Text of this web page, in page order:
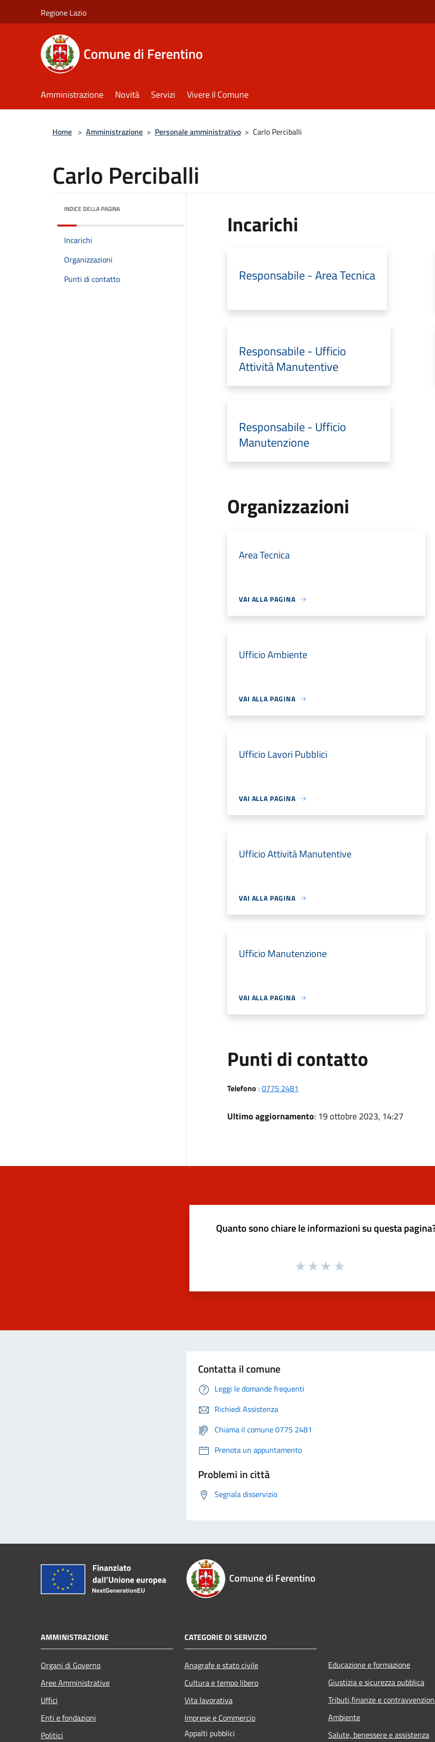
Regione Lazio
Comune di Ferentino
Amministrazione Novità Servizi Vivere il Comune
Home > Amministrazione > Personale amministrativo > Carlo Perciballi
Carlo Perciballi
INDICE DELLA PAGINA
Incarichi
Organizzazioni
Punti di contatto
Incarichi
Responsabile - Area Tecnica
Responsabile - Ufficio
Attività Manutentive
Responsabile - Ufficio
Manutenzione
Organizzazioni
Area Tecnica
VAI ALLA PAGINA
Ufficio Ambiente
VAI ALLA PAGINA
Ufficio Lavori Pubblici
VAI ALLA PAGINA
Ufficio Attività Manutentive
VAI ALLA PAGINA
Ufficio Manutenzione
VAI ALLA PAGINA
Punti di contatto
Telefono :0775 2481
Ultimo aggiornamento: 19 ottobre 2023, 14:27
Quanto sono chiare le informazioni su questa
Contatta il comune
Leggi le domande frequenti
Richiedi Assistenza
Chiama il comune 0775 2481
Prenota un appuntamento
Problemi in città
Segnala disservizio
Comune di Ferentino
AMMINISTRAZIONE
Organi di Governo
Aree Amministrative
Uffici
Enti e fondazioni
Politici
CATEGORIE DI SERVIZIO
Anagrafe e stato civile
Cultura e tempo libero
Vita lavorativa
Imprese e Commercio
Appalti pubblici
Educazione e formazione
Giustizia e sicurezza pubblica
Tributi,finanze e
Ambiente
Salute, benessere e assistenza